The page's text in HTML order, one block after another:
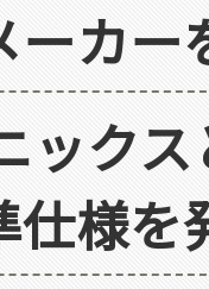
ーカー
ック
仕様を